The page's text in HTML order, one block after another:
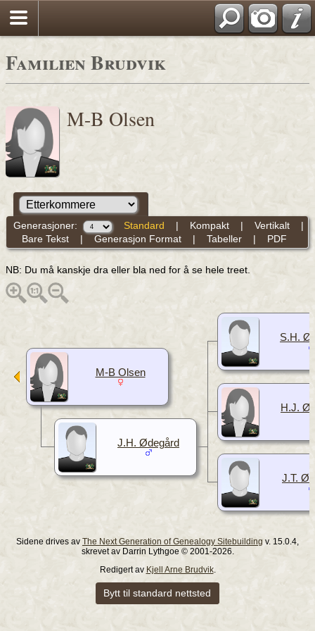
Familien Brudvik
M-B Olsen
Generasjoner: Standard | Kompakt| Vertikalt|
Bare Tekst| Generasjon Format| Tabeller| PDF
NB: Du må kanskje dra eller bla ned for å se hele treet.
S.H.
H.J.
J.T.
M-B Olsen
J.H. Ødegård
Sidene drives av The Next Generation of Genealogy Sitebuilding v. 15.0.4,
skrevet av Darrin Lythgoe © 2001-2026.
Redigert av Kjell Arne Brudvik.
Bytt til standard nettsted